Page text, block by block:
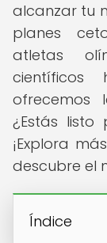
alcanzar tu
planes
atletas
científicos
ofrecemos
¿Estás listo
¡Explora
descubre el
Índice